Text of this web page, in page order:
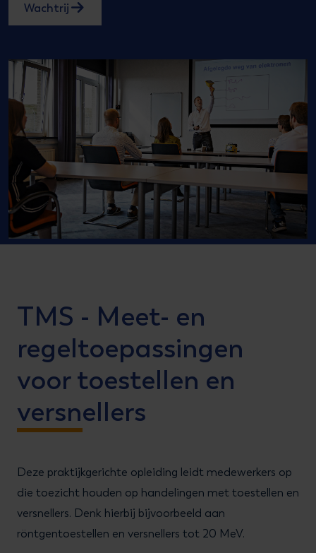
Wachtrij
TMS - Meet- en
regeltoepassingen
voor toestellen en
versnellers
Deze praktijkgerichte opleiding leidt medewerkers op
die toezicht houden op handelingen met toestellen en
versnellers. Denk hierbij bijvoorbeeld aan
röntgentoestellen en versnellers tot 20 MeV.